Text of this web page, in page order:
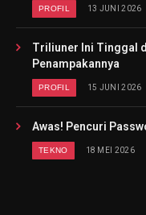
PROFIL 13 JUNI 2026
Triliuner Ini Tinggal
Penampakannya
PROFIL 15 JUNI 2026
Awas! Pencuri
TEKNO 18 MEI 2026